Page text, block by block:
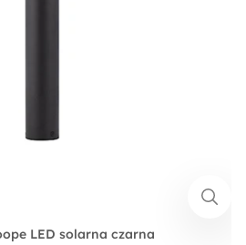
LED solarna czarna